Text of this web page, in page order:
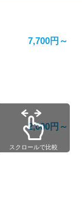
7,700円～
2,000円～
スクロールで比較